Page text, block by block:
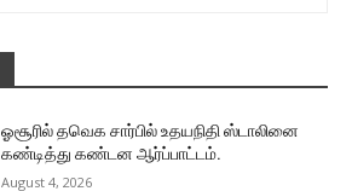
ஓசூரில் தவெக சார்பில் உதயநிதி ஸ்டாலினை
கண்டித்து கண்டன ஆர்ப்பாட்டம்.
August 4, 2026